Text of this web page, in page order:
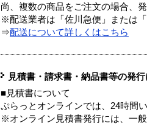
尚、複数の商品をご注文の場合、
※配送業者は「佐川急便」または
⇒配送について詳しくはこちら
見積書・請求書・納品書等の発
■見積書について
ぷらっとオンラインでは、24時間
※オンライン見積書発行には、一